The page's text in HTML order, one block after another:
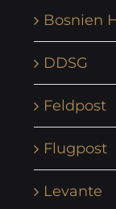
Bosnien
DDSG
Feldpost
Flugpost
Levante